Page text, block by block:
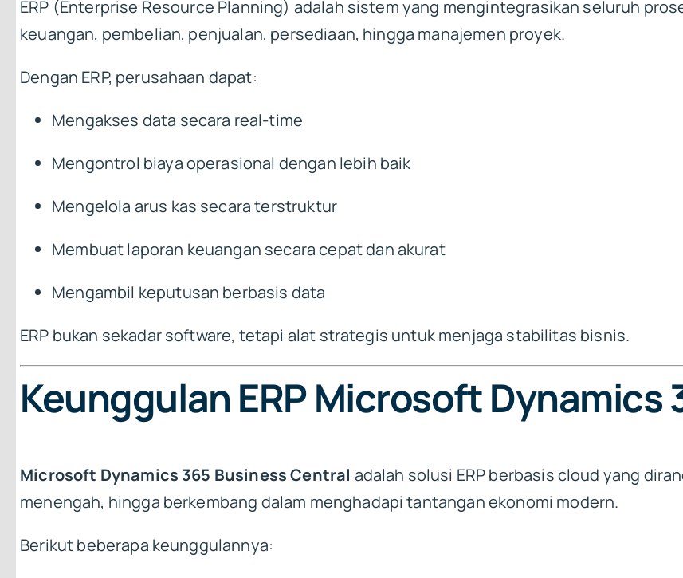
ERP (Enterprise Resource Planning) adalah sistem yang mengintegrasikan seluruh
keuangan, pembelian, penjualan, persediaan, hingga manajemen proyek.
Dengan ERP, perusahaan dapat:
Mengakses data secara real-time
Mengontrol biaya operasional dengan lebih baik
Mengelola arus kas secara terstruktur
Membuat laporan keuangan secara cepat dan akurat
Mengambil keputusan berbasis data
ERP bukan sekadar software, tetapi alat strategis untuk menjaga stabilitas bisnis.
Keunggulan ERP Microsoft Dynamics
Microsoft Dynamics 365 Business Central adalah solusi ERP berbasis cloud yang
menengah, hingga berkembang dalam menghadapi tantangan ekonomi modern.
Berikut beberapa keunggulannya: